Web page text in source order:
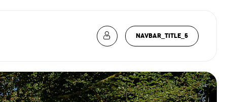
NAVBAR_TITLE_5